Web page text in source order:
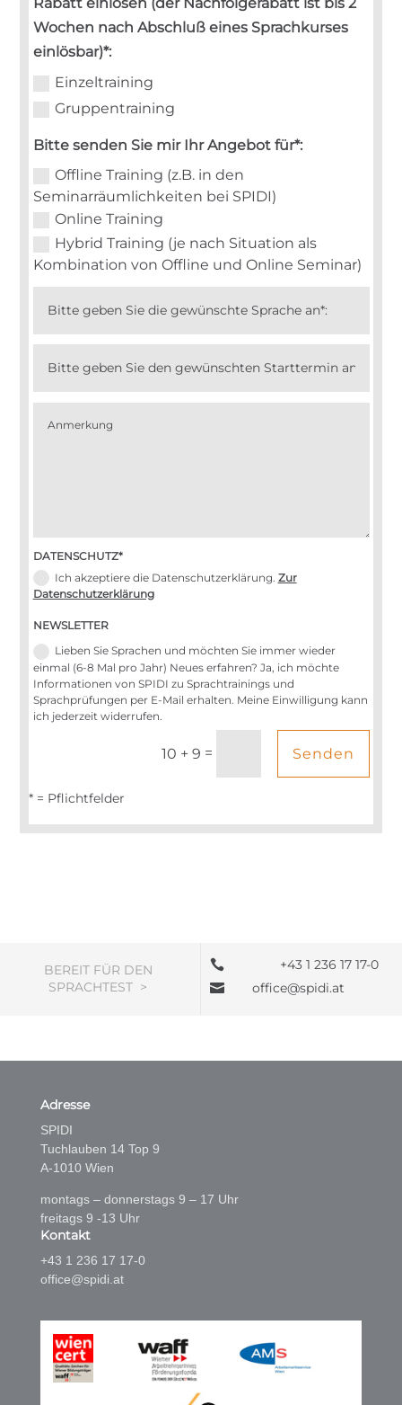
Wochen nach Abschluß eines Sprachkurses
einlösbar)*:
Einzeltraining
Gruppentraining
Bitte senden Sie mir Ihr Angebot für*:
Offline Training (z.B. in den
Seminarräumlichkeiten bei SPIDI)
Online Training
Hybrid Training (je nach Situation als
Kombination von Offline und Online Seminar)
DATENSCHUTZ*
Ich akzeptiere die Datenschutzerklärung. Zur
Datenschutzerklärung
NEWSLETTER
Lieben Sie Sprachen und möchten Sie immer wieder
einmal (6-8 Mal pro Jahr) Neues erfahren? Ja, ich möchte
Informationen von SPIDI zu Sprachtrainings und
Sprachprüfungen per E-Mail erhalten. Meine Einwilligung kann
ich jederzeit widerrufen.
10 + 9 = Senden
* = Pflichtfelder
BEREIT FÜR DEN
SPRACHTEST >
 +43 1 236 17 17-0
 office@spidi.at
Adresse
SPIDI
Tuchlauben 14 Top 9
A-1010 Wien
montags – donnerstags 9 – 17 Uhr
freitags 9 -13 Uhr
Kontakt
+43 1 236 17 17-0
office@spidi.at